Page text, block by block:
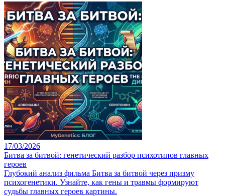
17/03/2026
Битва за битвой: генетический разбор психотипов главных
героев
Глубокий анализ фильма Битва за битвой через призму
психогенетики. Узнайте, как гены и травмы формируют
судьбы главных героев картины.